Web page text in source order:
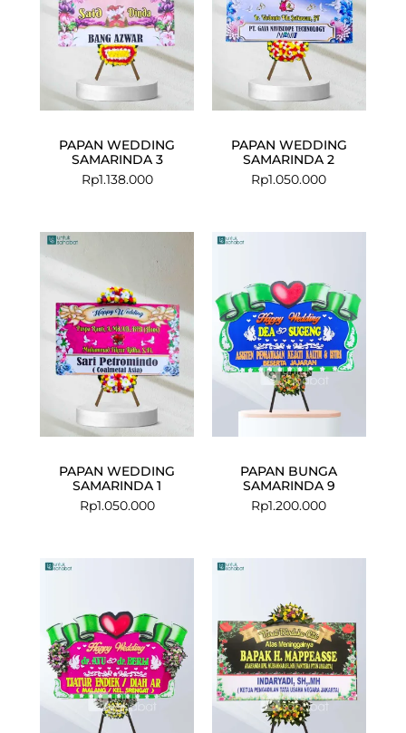
PAPAN WEDDING
SAMARINDA 3
Rp1.138.000
PAPAN WEDDING
SAMARINDA 2
Rp1.050.000
PAPAN WEDDING
SAMARINDA 1
Rp1.050.000
PAPAN BUNGA
SAMARINDA 9
Rp1.200.000